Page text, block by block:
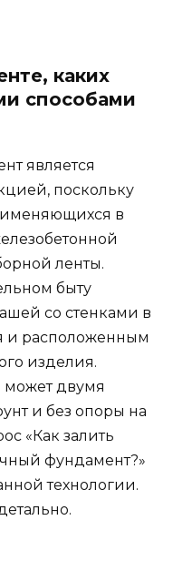
каких
способами
является
поскольку
в
ленты.
быту
со стенками в
и расположенным
изделия.
может двумя
и без опоры на
«Как залить
фундамент?»
технологии.